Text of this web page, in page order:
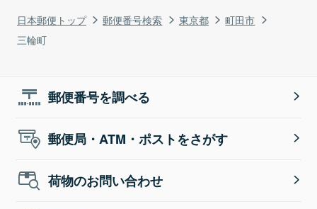
日本郵便トップ 郵便番号検索 東京都
町田市
三輪町
郵便番号を調べる
郵便局・ATM・ポストをさがす
荷物のお問い合わせ